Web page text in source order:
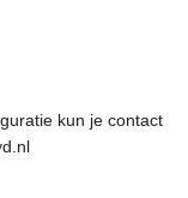
kun je contact